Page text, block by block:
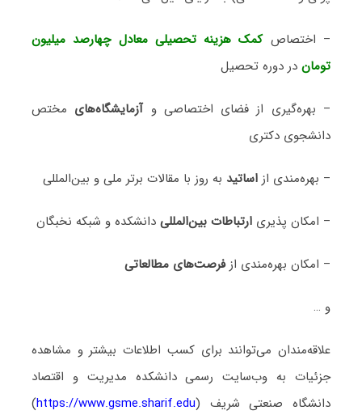
– اختصاصکمک هزینه تحصیلی معادل چهارصد میلیون
تومان در دوره تحصیل
– بهره‌گیری از فضای اختصاصی وآزمایشگاه‌های مختص
دانشجوی دکتری
– بهره‌مندی از اساتید به روز با مقالات برتر ملی و بین‌المللی
– امکان پذیری ارتباطات بین‌المللیدانشکده و شبکه نخبگان
– امکان بهره‌مندی ازفرصت‌های مطالعاتی
و …
علاقه‌مندان می‌توانند برای کسب اطلاعات بیشتر و مشاهده
جزئیات به وب‌سایت رسمی دانشکده مدیریت و اقتصاد
دانشگاه صنعتی شریف (https://www.gsme.sharif.edu
)